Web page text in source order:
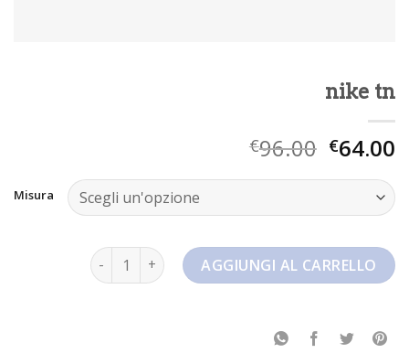
nike tn
€96.00 €64.00
Misura
nike tn quantità AGGIUNGI AL CARRELLO